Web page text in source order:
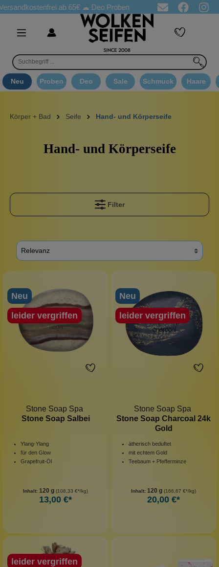
ab 65€☁ Deo Proben in jeder Bestellung ☁ Goodie
Neu Proben Deo Sale Schmuck Haare
Körper + Bad Seife Hand- und Körperseife
Hand- und Körperseife
Filter
Neu
leider vergriffen
Stone Soap Spa
Stone Soap Salbei
Ylang-Ylang
für den Glow
Grapefruit-Öl
Inhalt: 120 g (108,33 €*/kg)
13,00 €*
Neu
leider vergriffen
Stone Soap Spa
Stone Soap Charcoal 24k
Gold
ätherisch beduftet
mit echtem Gold
Teebaum + Pfefferminze
Inhalt: 120 g (166,67 €*/kg)
20,00 €*
leider vergriffen